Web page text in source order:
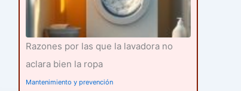
Razones por las que la lavadora no
aclara bien la ropa
Mantenimiento y prevención